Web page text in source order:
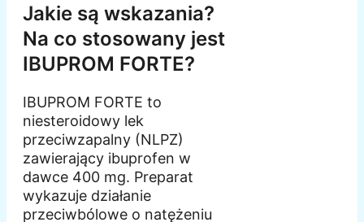
Jakie są wskazania?
Na co stosowany jest
IBUPROM FORTE?
IBUPROM FORTE to
niesteroidowy lek
przeciwzapalny (NLPZ)
zawierający ibuprofen w
dawce 400 mg. Preparat
wykazuje działanie
przeciwbólowe o natężeniu